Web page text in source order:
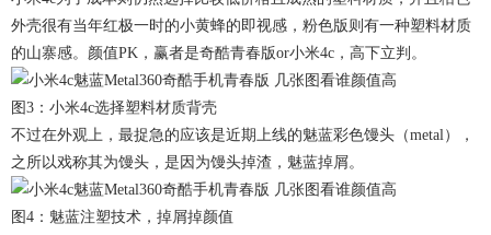
外壳很有当年红极一时的小黄蜂的即视感，粉色版则有一种塑料材质
的山寨感。颜值PK，赢者是奇酷青春版or小米4c，高下立判。
图3：小米4c选择塑料材质背壳
不过在外观上，最捉急的应该是近期上线的魅蓝彩色馒头（metal），
之所以戏称其为馒头，是因为馒头掉渣，魅蓝掉屑。
图4：魅蓝注塑技术，掉屑掉颜值